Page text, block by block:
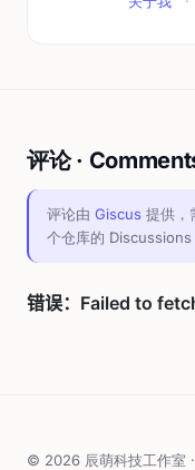
评论 ·
评论由 Giscus 提供，
个仓库的 Discussions
© 2026 辰萌科技工作室